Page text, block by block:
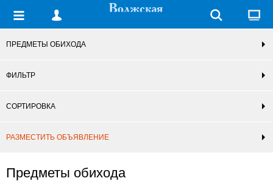
ПРЕДМЕТЫ ОБИХОДА
ФИЛЬТР
СОРТИРОВКА
РАЗМЕСТИТЬ ОБЪЯВЛЕНИЕ
Предметы обихода